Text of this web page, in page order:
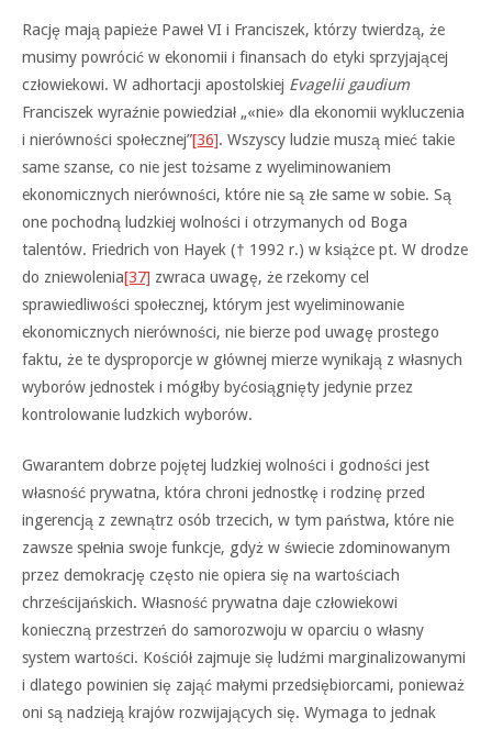
Rację mają papieże Paweł VI i Franciszek, którzy twierdzą, że
musimy powrócić w ekonomii i finansach do etyki sprzyjającej
człowiekowi. W adhortacji apostolskiej Evagelii gaudium
Franciszek wyraźnie powiedział „«nie» dla ekonomii wykluczenia
i nierówności społecznej”[36]. Wszyscy ludzie muszą mieć takie
same szanse, co nie jest tożsame z wyeliminowaniem
ekonomicznych nierówności, które nie są złe same w sobie. Są
one pochodną ludzkiej wolności i otrzymanych od Boga
talentów. Friedrich von Hayek († 1992 r.) w książce pt. W drodze
do zniewolenia[37] zwraca uwagę, że rzekomy cel
sprawiedliwości społecznej, którym jest wyeliminowanie
ekonomicznych nierówności, nie bierze pod uwagę prostego
faktu, że te dysproporcje w głównej mierze wynikają z własnych
wyborów jednostek i mógłby byćosiągnięty jedynie przez
kontrolowanie ludzkich wyborów.
Gwarantem dobrze pojętej ludzkiej wolności i godności jest
własność prywatna, która chroni jednostkę i rodzinę przed
ingerencją z zewnątrz osób trzecich, w tym państwa, które nie
zawsze spełnia swoje funkcje, gdyż w świecie zdominowanym
przez demokrację często nie opiera się na wartościach
chrześcijańskich. Własność prywatna daje człowiekowi
konieczną przestrzeń do samorozwoju w oparciu o własny
system wartości. Kościół zajmuje się ludźmi marginalizowanymi
i dlatego powinien się zająć małymi przedsiębiorcami, ponieważ
oni są nadzieją krajów rozwijających się. Wymaga to jednak